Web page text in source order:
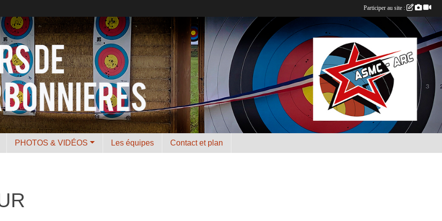
PHOTOS & VIDÉOS Les équipes Contact et plan
Participer au site :